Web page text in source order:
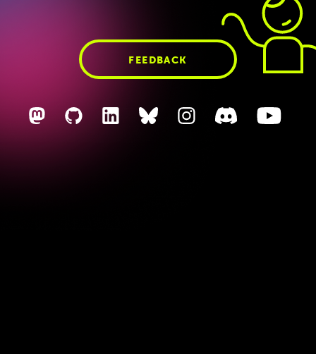
Anime.js // AWS
Kuiper
FEEDBACK